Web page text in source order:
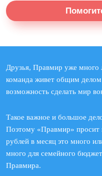
Друзья, Правмир уже много
команда живет общим
возможность сделать мир
Такое важное и большое
Поэтому «Правмир» просит
рублей в месяц это много
много для семейного
Правмира.